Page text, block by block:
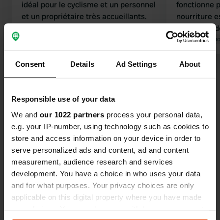
Consent Details Ad Settings About
Responsible use of your data
We and our 1022 partners process your personal data,
e.g. your IP-number, using technology such as cookies to
store and access information on your device in order to
serve personalized ads and content, ad and content
measurement, audience research and services
development. You have a choice in who uses your data
and for what purposes. Your privacy choices are only
applicable on this digital property where you have made
idéal pour le cyclisme et un personnel
et un propriétaire très accueillants.
fonctionne
nourriture
années, il y
vraiment
Traduit par
Es-tu déjà venu ici ?
Contact
Emplacement